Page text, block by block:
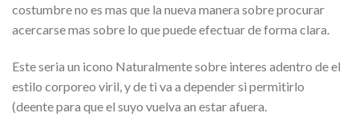
costumbre no es mas que la nueva manera sobre procurar
acercarse mas sobre lo que puede efectuar de forma clara.
Este seri­a un icono Naturalmente sobre interes adentro de el
estilo corporeo viril, y de ti va a depender si permitirlo
(deente para que el suyo vuelva an estar afuera.